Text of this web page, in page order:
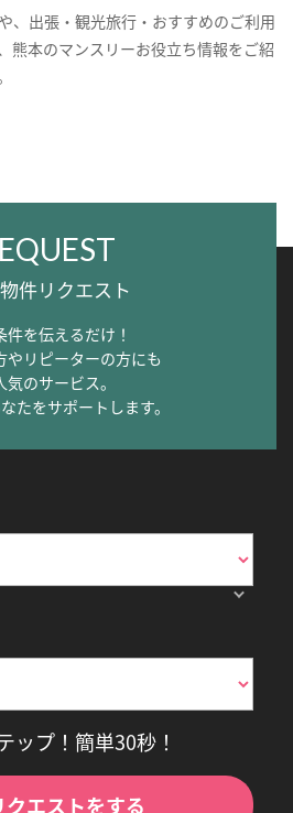
、出張・観光旅行・おすすめのご利用
熊本のマンスリーお役立ち情報をご紹
件リクエスト
件を伝えるだけ！
やリピーターの方にも
気のサービス。
たをサポートします。
ップ！簡単30秒！
エストをする